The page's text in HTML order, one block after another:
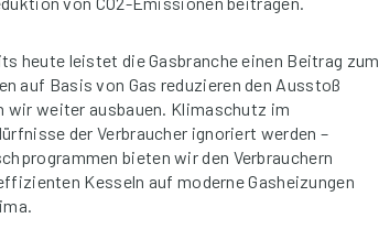
heute leistet die Gasbranche einen Beitrag zum
auf Basis von Gas reduzieren den Ausstoß
wir weiter ausbauen. Klimaschutz im
der Verbraucher ignoriert werden –
bieten wir den Verbrauchern
Kesseln auf moderne Gasheizungen